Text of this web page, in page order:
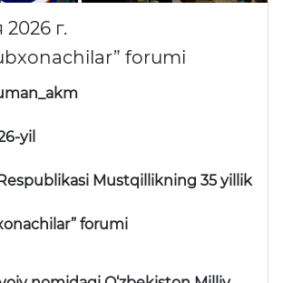
г.
forumi
yil
Mustqillikning 35 yillik
forumi